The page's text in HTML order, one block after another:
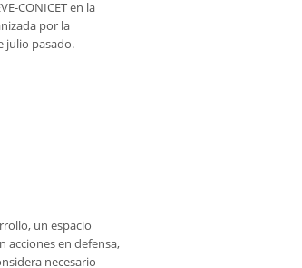
CONICET en la
por la
julio pasado.
un espacio
acciones en defensa,
necesario